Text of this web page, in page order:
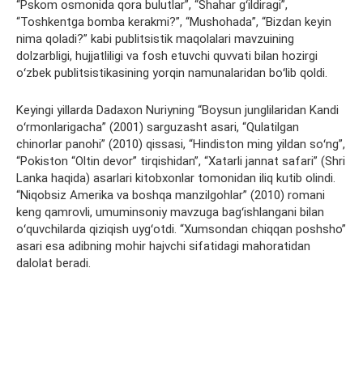
“Pskom osmonida qora bulutlar”, “Shahar gʻildiragi”,
“Toshkentga bomba kerakmi?”, “Mushohada”, “Bizdan keyin
nima qoladi?” kabi publitsistik maqolalari mavzuining
dolzarbligi, hujjatliligi va fosh etuvchi quvvati bilan hozirgi
oʻzbek publitsistikasining yorqin namunalaridan boʻlib qoldi.
Keyingi yillarda Dadaxon Nuriyning “Boysun junglilaridan Kandi
oʻrmonlarigacha” (2001) sarguzasht asari, “Qulatilgan
chinorlar panohi” (2010) qissasi, “Hindiston ming yildan soʻng”,
“Pokiston “Oltin devor” tirqishidan”, “Xatarli jannat safari” (Shri
Lanka haqida) asarlari kitobxonlar tomonidan iliq kutib olindi.
“Niqobsiz Amerika va boshqa manzilgohlar” (2010) romani
keng qamrovli, umuminsoniy mavzuga bagʻishlangani bilan
oʻquvchilarda qiziqish uygʻotdi. “Xumsondan chiqqan poshsho”
asari esa adibning mohir hajvchi sifatidagi mahoratidan
dalolat beradi.